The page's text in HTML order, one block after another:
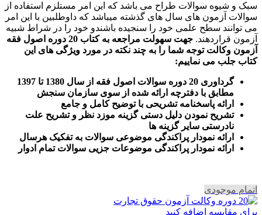
سبک و شیوه سوالات طراح می باشد که این امر مستلزم استفاده از
سوالات آزمون های سال های گذشته میباشد که داوطلبین با این امر
می توانند سطح علمی خود را سنجیده باشندو خود را در شراط شبیه
آزمون قراردهند.
جهت سهولت مراجعه به کتاب 20 دوره اصول فقه
آزمون وکالت توجه شما را به چند نکته در مورد ویژگی های این
کتاب جلب می نماییم:
گرداوری 20 دوره سوالات اصول فقه از سال 1380 تا 1397
مطابق با دفترچه ارائه شده از سوی سازمان سنجش
ارائه پاسخنامه تشریحی با توضیح کامل و جامع
تشریح نمودن دلیل دستی گزینه موزد نظر و تشریح علت
نادرستی سایر گزینه ها
ارائه نمودار پراکندگی موضوعی سوالات به تفکیک هرسال
رائه نمودار پراکندگی موضوعات جزیی سوالات تمام ادوار
اتمام موجودی
برای مقایسه اضافه کنید